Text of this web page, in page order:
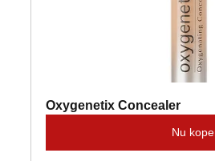
Oxygenetix Concealer
Nu